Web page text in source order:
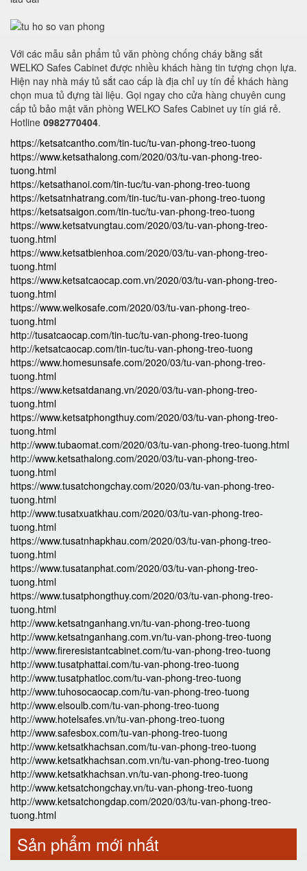
Với các mẫu sản phẩm tủ văn phòng chống cháy bằng sắt
WELKO Safes Cabinet được nhiều khách hàng tin tượng chọn lựa.
Hiện nay nhà máy tủ sắt cao cấp là địa chỉ uy tín để khách hàng
chọn mua tủ đựng tài liệu. Gọi ngay cho cửa hàng chuyên cung
cấp tủ bảo mật văn phòng WELKO Safes Cabinet uy tín giá rẻ.
Hotline 0982770404.
https://ketsatcantho.com/tin-tuc/tu-van-phong-treo-tuong
https://www.ketsathalong.com/2020/03/tu-van-phong-treo-
tuong.html
https://ketsathanoi.com/tin-tuc/tu-van-phong-treo-tuong
https://ketsatnhatrang.com/tin-tuc/tu-van-phong-treo-tuong
https://ketsatsaigon.com/tin-tuc/tu-van-phong-treo-tuong
https://www.ketsatvungtau.com/2020/03/tu-van-phong-treo-
tuong.html
https://www.ketsatbienhoa.com/2020/03/tu-van-phong-treo-
tuong.html
https://www.ketsatcaocap.com.vn/2020/03/tu-van-phong-treo-
tuong.html
https://www.welkosafe.com/2020/03/tu-van-phong-treo-
tuong.html
http://tusatcaocap.com/tin-tuc/tu-van-phong-treo-tuong
http://ketsatcaocap.com/tin-tuc/tu-van-phong-treo-tuong
https://www.homesunsafe.com/2020/03/tu-van-phong-treo-
tuong.html
https://www.ketsatdanang.vn/2020/03/tu-van-phong-treo-
tuong.html
https://www.ketsatphongthuy.com/2020/03/tu-van-phong-treo-
tuong.html
http://www.tubaomat.com/2020/03/tu-van-phong-treo-tuong.html
http://www.ketsathalong.com/2020/03/tu-van-phong-treo-
tuong.html
https://www.tusatchongchay.com/2020/03/tu-van-phong-treo-
tuong.html
http://www.tusatxuatkhau.com/2020/03/tu-van-phong-treo-
tuong.html
https://www.tusatnhapkhau.com/2020/03/tu-van-phong-treo-
tuong.html
https://www.tusatanphat.com/2020/03/tu-van-phong-treo-
tuong.html
https://www.tusatphongthuy.com/2020/03/tu-van-phong-treo-
tuong.html
http://www.ketsatnganhang.vn/tu-van-phong-treo-tuong
http://www.ketsatnganhang.com.vn/tu-van-phong-treo-tuong
http://www.fireresistantcabinet.com/tu-van-phong-treo-tuong
http://www.tusatphattai.com/tu-van-phong-treo-tuong
http://www.tusatphatloc.com/tu-van-phong-treo-tuong
http://www.tuhosocaocap.com/tu-van-phong-treo-tuong
http://www.elsoulb.com/tu-van-phong-treo-tuong
http://www.hotelsafes.vn/tu-van-phong-treo-tuong
http://www.safesbox.com/tu-van-phong-treo-tuong
http://www.ketsatkhachsan.com/tu-van-phong-treo-tuong
http://www.ketsatkhachsan.com.vn/tu-van-phong-treo-tuong
http://www.ketsatkhachsan.vn/tu-van-phong-treo-tuong
http://www.ketsatchongchay.vn/tu-van-phong-treo-tuong
http://www.ketsatchongdap.com/2020/03/tu-van-phong-treo-
tuong.html
Sản phẩm mới nhất